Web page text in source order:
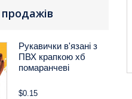
Рукавички в'язані з
ПВХ крапкою хб
помаранчеві
$0.15